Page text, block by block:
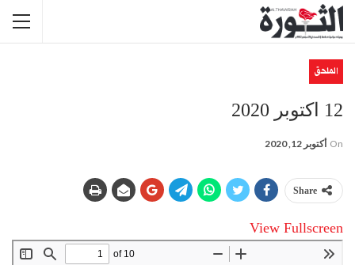
الملحق
12 اكتوبر 2020
On أكتوبر 12, 2020
Share
View Fullscreen